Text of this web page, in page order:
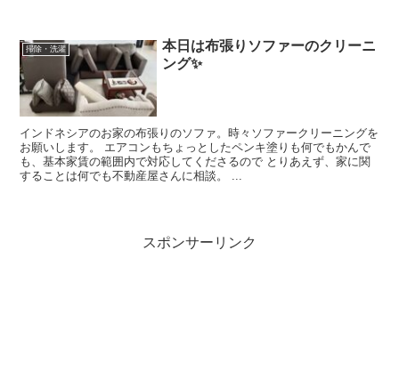
掃除・洗濯
本日は布張りソファーのクリーニ
ング✨️
インドネシアのお家の布張りのソファ。時々ソファークリーニングを
お願いします。 エアコンもちょっとしたペンキ塗りも何でもかんで
も、基本家賃の範囲内で対応してくださるので とりあえず、家に関
することは何でも不動産屋さんに相談。 ...
スポンサーリンク